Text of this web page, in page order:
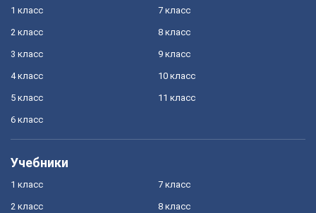
1 класс
2 класс
3 класс
4 класс
5 класс
6 класс
7 класс
8 класс
9 класс
10 класс
11 класс
Учебники
1 класс
2 класс
7 класс
8 класс